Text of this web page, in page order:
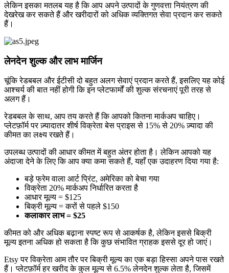
लेकिन इसका मतलब यह है कि आप अपने उत्पादों के गुणवत्ता नियंत्रण की
देखरेख कर सकते हैं और खरीदारों को अधिक व्यक्तिगत सेवा प्रदान कर सकते
हैं।
लेनदेन शुल्क और लाभ मार्जिन
चूंकि रेडबबल और ईटीसी दो बहुत अलग सेवाएं प्रदान करते हैं, इसलिए यह कोई
आश्चर्य की बात नहीं होगी कि इन प्लेटफार्मों की शुल्क संरचनाएं पूरी तरह से
अलग हैं।
रेडबबल के साथ, आप तय करते हैं कि आपको कितना मार्कअप चाहिए।
प्लेटफ़ॉर्म पर ज़्यादातर शीर्ष विक्रेता बेस प्राइस से 15% से 20% ज़्यादा की
कीमत का लक्ष्य रखते हैं।
उपलब्ध उत्पादों की आधार कीमत में बहुत अंतर होता है। लेकिन आपको यह
अंदाजा देने के लिए कि आप क्या कमा सकते हैं, यहाँ एक उदाहरण दिया गया है:
बड़े फ्रेम वाला आर्ट प्रिंट, अमेरिका को बेचा गया
विक्रेता 20% मार्कअप निर्धारित करता है
आधार मूल्य = $125
बिक्री मूल्य = करों से पहले $150
कलाकार लाभ = $25
कीमत को और अधिक बढ़ाना स्पष्ट रूप से आकर्षक है, लेकिन इससे बिक्री
मूल्य इतना अधिक हो सकता है कि कुछ संभावित ग्राहक इससे दूर हो जाएं।
Etsy पर विक्रेता आम तौर पर बिक्री मूल्य का एक बड़ा हिस्सा अपने पास रखते
हैं। प्लेटफ़ॉर्म हर खरीद के कुल मूल्य से 6.5% लेनदेन शुल्क लेता है, जिसमें